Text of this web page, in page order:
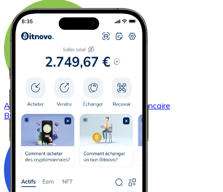
AcheterBitcoin Cash avec virement bancaire
BCH